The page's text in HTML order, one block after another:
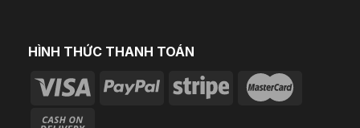
HÌNH THỨC THANH TOÁN